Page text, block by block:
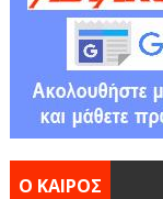
Ο ΚΑΙΡΟΣ